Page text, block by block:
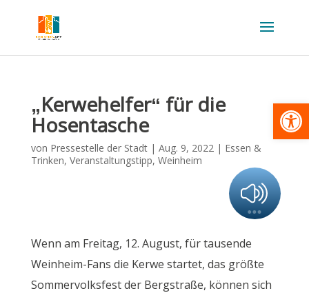
„Kerwehelfer“ für die
Hosentasche
von Pressestelle der Stadt| Aug. 9, 2022| Essen &
Trinken, Veranstaltungstipp, Weinheim
Wenn am Freitag, 12. August, für tausende
Weinheim-Fans die Kerwe startet, das größte
Sommervolksfest der Bergstraße, können sich